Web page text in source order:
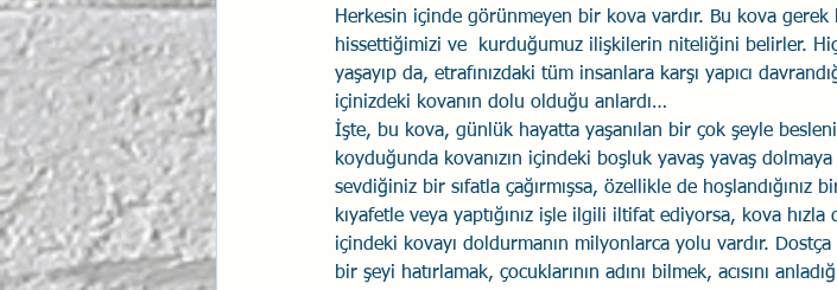
Herkesin içinde görünmeyen bir kova vardır. Bu kova
hissettiğimizi ve  kurduğumuz ilişkilerin niteliğini belirler.
yaşayıp da, etrafınızdaki tüm insanlara karşı yapıcı
içinizdeki kovanın dolu olduğu anlardı…
İşte, bu kova, günlük hayatta yaşanılan bir çok şeyle
koyduğunda kovanızın içindeki boşluk yavaş yavaş
sevdiğiniz bir sıfatla çağırmışsa, özellikle de
kıyafetle veya yaptığınız işle ilgili iltifat ediyorsa, kova hızla
içindeki kovayı doldurmanın milyonlarca yolu vardır.
bir şeyi hatırlamak, çocuklarının adını bilmek, acısını